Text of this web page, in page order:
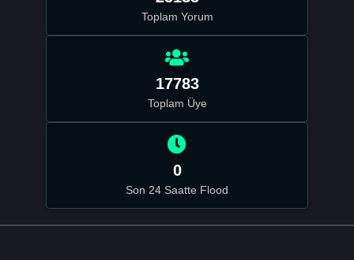
Toplam Yorum
17783
Toplam Üye
0
Son 24 Saatte Flood